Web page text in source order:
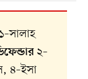
২–
৪–ইসা